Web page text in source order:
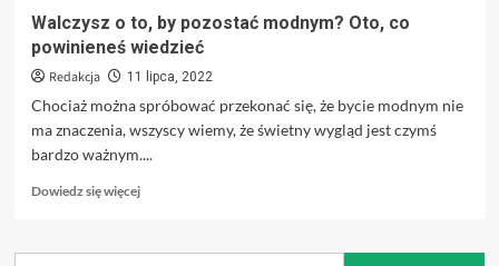
Walczysz o to, by pozostać modnym? Oto, co
powinieneś wiedzieć
Redakcja 11 lipca, 2022
Chociaż można spróbować przekonać się, że bycie modnym nie
ma znaczenia, wszyscy wiemy, że świetny wygląd jest czymś
bardzo ważnym....
Dowiedz się więcejDowiedz
o